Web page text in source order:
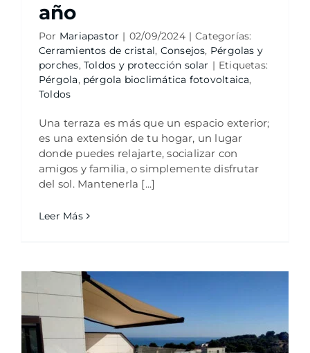
año
Por Mariapastor | 02/09/2024 | Categorías:
Cerramientos de cristal, Consejos, Pérgolas y
porches,Toldos y protección solar | Etiquetas:
Pérgola, pérgola bioclimática fotovoltaica,
Toldos
Una terraza es más que un espacio exterior;
es una extensión de tu hogar, un lugar
donde puedes relajarte, socializar con
amigos y familia, o simplemente disfrutar
del sol. Mantenerla [...]
Leer Más